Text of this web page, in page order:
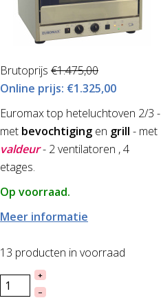
Brutoprijs €1.475,00
Online prijs: €1.325,00
Euromax top heteluchtoven 2/3 -
metbevochtigingen grill - met
valdeur- 2 ventilatoren , 4
etages.
Op voorraad.
Meer informatie
13 producten in voorraad
+
–